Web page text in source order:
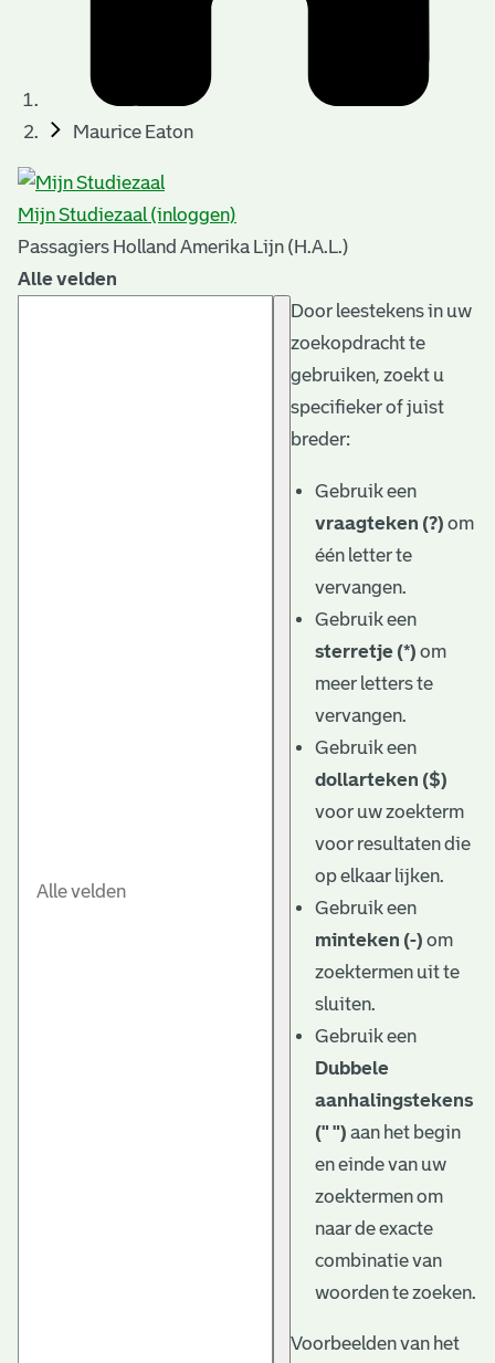
Maurice Eaton
Mijn Studiezaal (inloggen)
Passagiers Holland Amerika Lijn (H.A.L.)
Alle velden
Door leestekens in uw
zoekopdracht te
gebruiken, zoekt u
specifieker of juist
breder:
Gebruik een
vraagteken (?) om
één letter te
vervangen.
Gebruik een
sterretje (*) om
meer letters te
vervangen.
Gebruik een
dollarteken ($)
voor uw zoekterm
voor resultaten die
op elkaar lijken.
Gebruik een
minteken (-) om
zoektermen uit te
sluiten.
Gebruik een
Dubbele
aanhalingstekens
(" ") aan het begin
en einde van uw
zoektermen om
naar de exacte
combinatie van
woorden te zoeken.
Voorbeelden van het